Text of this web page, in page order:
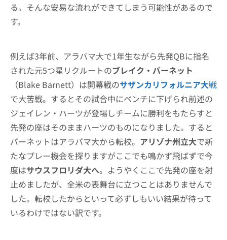
る。そんな安易な流れができてしまう可能性があるので
す。
例えば3年前、アラバマ大で1年生ながら先発QBに指名
された元5つ星リクルートのブレイク・バーネット
（Blake Barnett）は開幕戦のサザンカリフォルニア大戦
で大苦戦。するとその試合中にベンチに下げられ前述の
ジェイレン・ハーツが登場しチームに勝利をもたらすと
先発の座はそのままハーツのものになりました。すると
バーネットはアラバマ大から転校。 アリゾナ州立大で新
たなプレー機会を探りますがここでも鳴かず飛ばずで今
度はサウスフロリダ大へ。ようやくここで先発の座を射
止めましたが、全米の表舞台に立つことはありませんで
した。転校したからといって必ずしもいい結果が待って
いるわけではない訳です。